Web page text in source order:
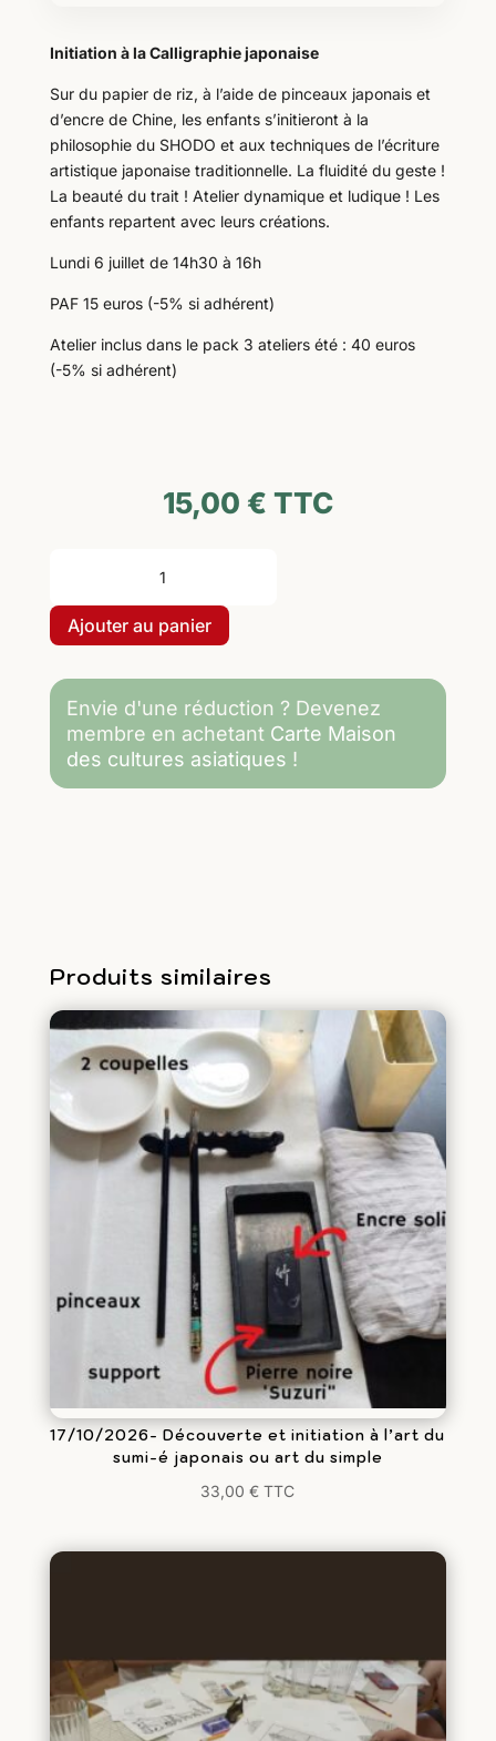
Initiation à la Calligraphie japonaise
Sur du papier de riz, à l’aide de pinceaux japonais et
d’encre de Chine, les enfants s’initieront à la
philosophie du SHODO et aux techniques de l’écriture
artistique japonaise traditionnelle. La fluidité du geste !
La beauté du trait ! Atelier dynamique et ludique ! Les
enfants repartent avec leurs créations.
Lundi 6 juillet de 14h30 à 16h
PAF 15 euros (-5% si adhérent)
Atelier inclus dans le pack 3 ateliers été : 40 euros
(-5% si adhérent)
15,00 € TTC
06-
07-
de
14h30
16h-
Initiation
Ajouter au panier
Envie d'une réduction ? Devenez
membre en achetant Carte Maison
des cultures asiatiques !
Produits similaires
17/10/2026- Découverte et initiation à l’art du
sumi-é japonais ou art du simple
33,00€ TTC